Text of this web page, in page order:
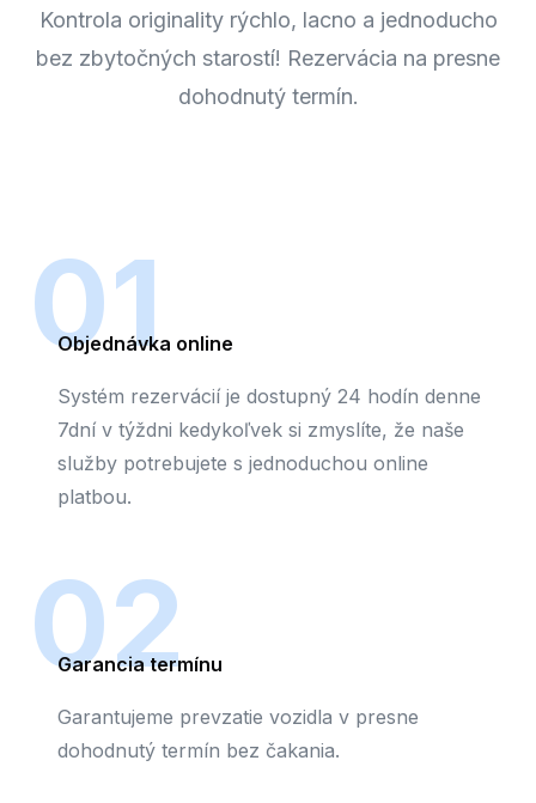
Kontrola originality rýchlo, lacno a jednoducho
bez zbytočných starostí! Rezervácia na presne
dohodnutý termín.
01
Objednávka online
Systém rezervácií je dostupný 24 hodín denne
7dní v týždni kedykoľvek si zmyslíte, že naše
služby potrebujete s jednoduchou online
platbou.
02
Garancia termínu
Garantujeme prevzatie vozidla v presne
dohodnutý termín bez čakania.